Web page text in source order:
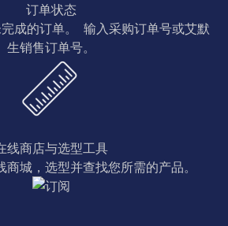
订单状态
成的订单。 输入采购订单号或艾默
生销售订单号。
线商店与选型工具
城，选型并查找您所需的产品。